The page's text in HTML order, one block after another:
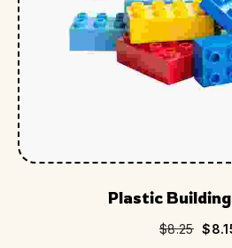
Plastic
$8.25 $